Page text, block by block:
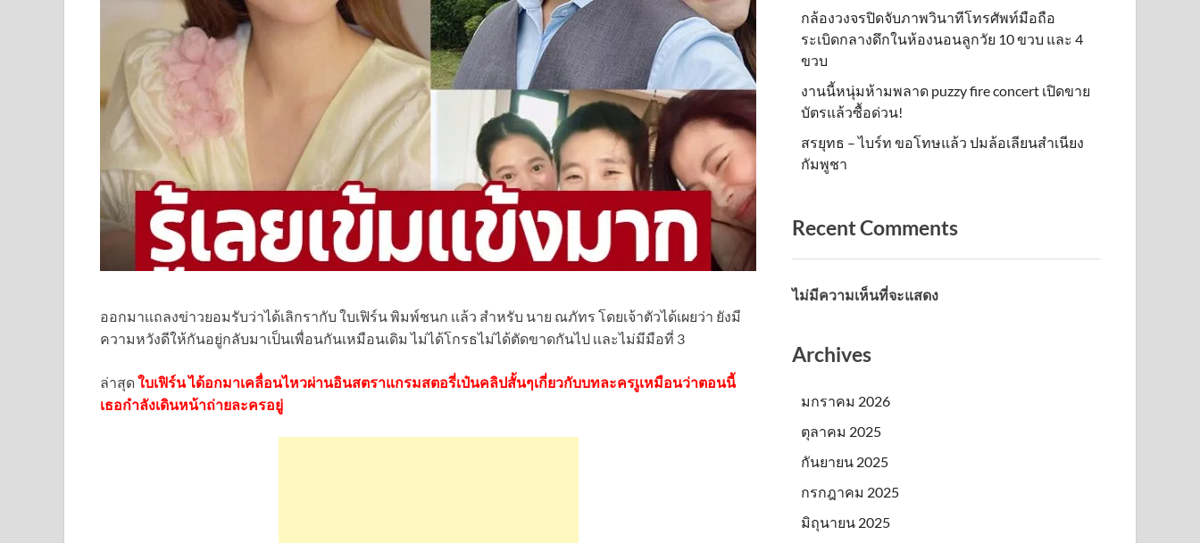
ออกมาเเถลงข่าวยอมรับว่าได้เลิกรากับ ใบเฟิร์น พิมพ์ชนก เเล้ว สำหรับ นาย ณภัทร โดยเจ้าตัวได้เผยว่า ยังมี
ความหวังดีให้กันอยู่กลับมาเป็นเพื่อนกันเหมือนเดิม ไม่ได้โกรธไม่ได้ตัดขาดกันไป เเละไม่มีมือที่ 3
ล่าสุดใบเฟิร์น ได้อกมาเคลื่อนไหวผ่านอินสตราแกรมสตอรี่เป๋นคลิปสั้นๆเกี่ยวกับบทละครเูเหมือนว่าตอนนี้
เธอกำลังเดินหน้าถ่ายละครอยู่
กล้องวงจรปิดจับภาพวินาทีโทรศัพท์มือถือ
ระเบิดกลางดึกในห้องนอนลูกวัย 10 ขวบ และ 4
ขวบ
งานนี้หนุ่มห้ามพลาด puzzy fire concert เปิดขาย
บัตรแล้วซื้อด่วน!
สรยุทธ – ไบร์ท ขอโทษแล้ว ปมล้อเลียนสำเนียง
กัมพูชา
Recent Comments
ไม่มีความเห็นที่จะแสดง
Archives
มกราคม 2026
ตุลาคม 2025
กันยายน 2025
กรกฎาคม 2025
มิถุนายน 2025